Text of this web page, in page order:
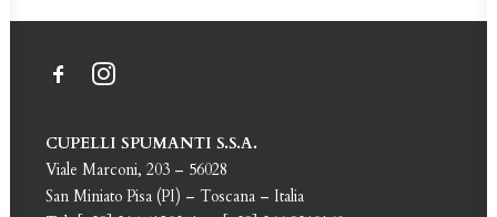
CUPELLI SPUMANTI S.S.A.
Viale Marconi, 203 – 56028
San Miniato Pisa (PI) – Toscana – Italia